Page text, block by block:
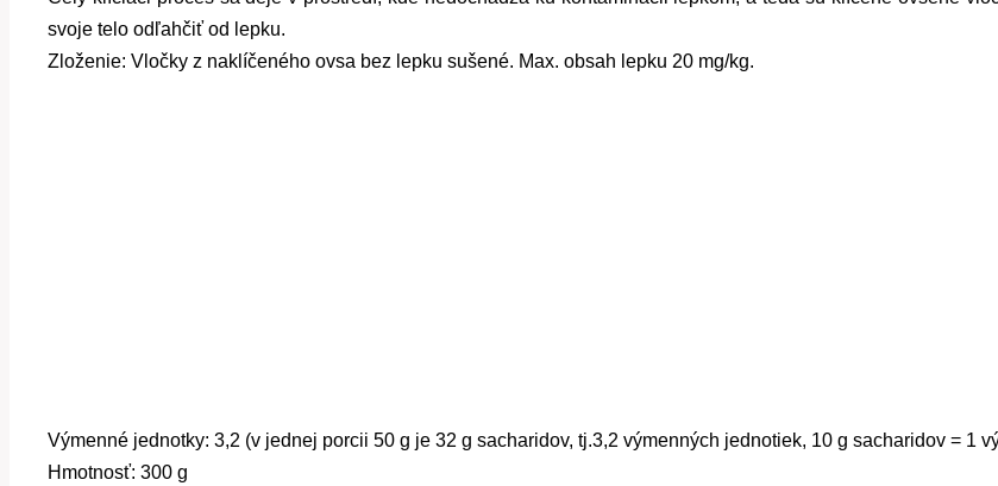
svoje telo odľahčiť od lepku.
Zloženie: Vločky z naklíčeného ovsa bez lepku sušené. Max. obsah lepku 20 mg/kg.
Výmenné jednotky: 3,2 (v jednej porcii 50 g je 32 g sacharidov, tj.3,2 výmenných jednotiek, 10 g sacharidov = 1
Hmotnosť: 300 g